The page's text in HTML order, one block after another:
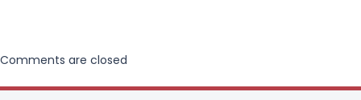
Comments are closed